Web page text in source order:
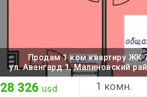
Продам 1 ком квартиру ЖК
ул. Авангард 1, Малиновский
28 326 usd 1 комн.